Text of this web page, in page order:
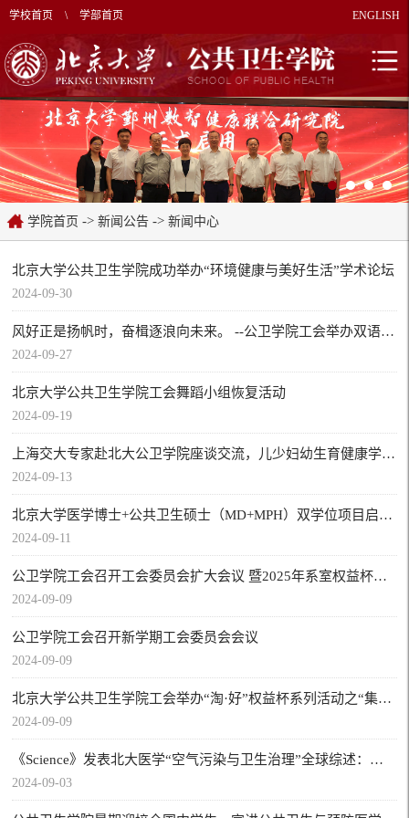
学校首页 \ 学部首页 ENGLISH
学院首页 -> 新闻公告 -> 新闻中心
北京大学公共卫生学院成功举办“环境健康与美好生活”学术论坛
2024-09-30
风好正是扬帆时，奋楫逐浪向未来。 --公卫学院工会举办双语系列活动之你的新同事来啦暨学术分享会
2024-09-27
北京大学公共卫生学院工会舞蹈小组恢复活动
2024-09-19
上海交大专家赴北大公卫学院座谈交流，儿少妇幼生育健康学科群新质发展研讨会成功举办
2024-09-13
北京大学医学博士+公共卫生硕士（MD+MPH）双学位项目启动暨招生宣讲会顺利举办
2024-09-11
公卫学院工会召开工会委员会扩大会议 暨2025年系室权益杯活动初步交流会
2024-09-09
公卫学院工会召开新学期工会委员会会议
2024-09-09
北京大学公共卫生学院工会举办“淘·好”权益杯系列活动之“集乐淘 共创好”系室风采展示开幕活动
2024-09-09
《Science》发表北大医学“空气污染与卫生治理”全球综述：现况、挑战与优先行动
2024-09-03